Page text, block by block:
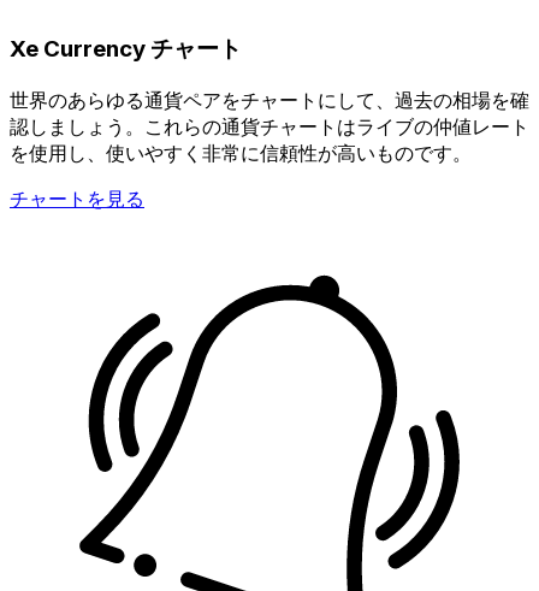
Xe Currency チャート
世界のあらゆる通貨ペアをチャートにして、過去の相場を確
認しましょう。これらの通貨チャートはライブの仲値レート
を使用し、使いやすく非常に信頼性が高いものです。
チャートを見る